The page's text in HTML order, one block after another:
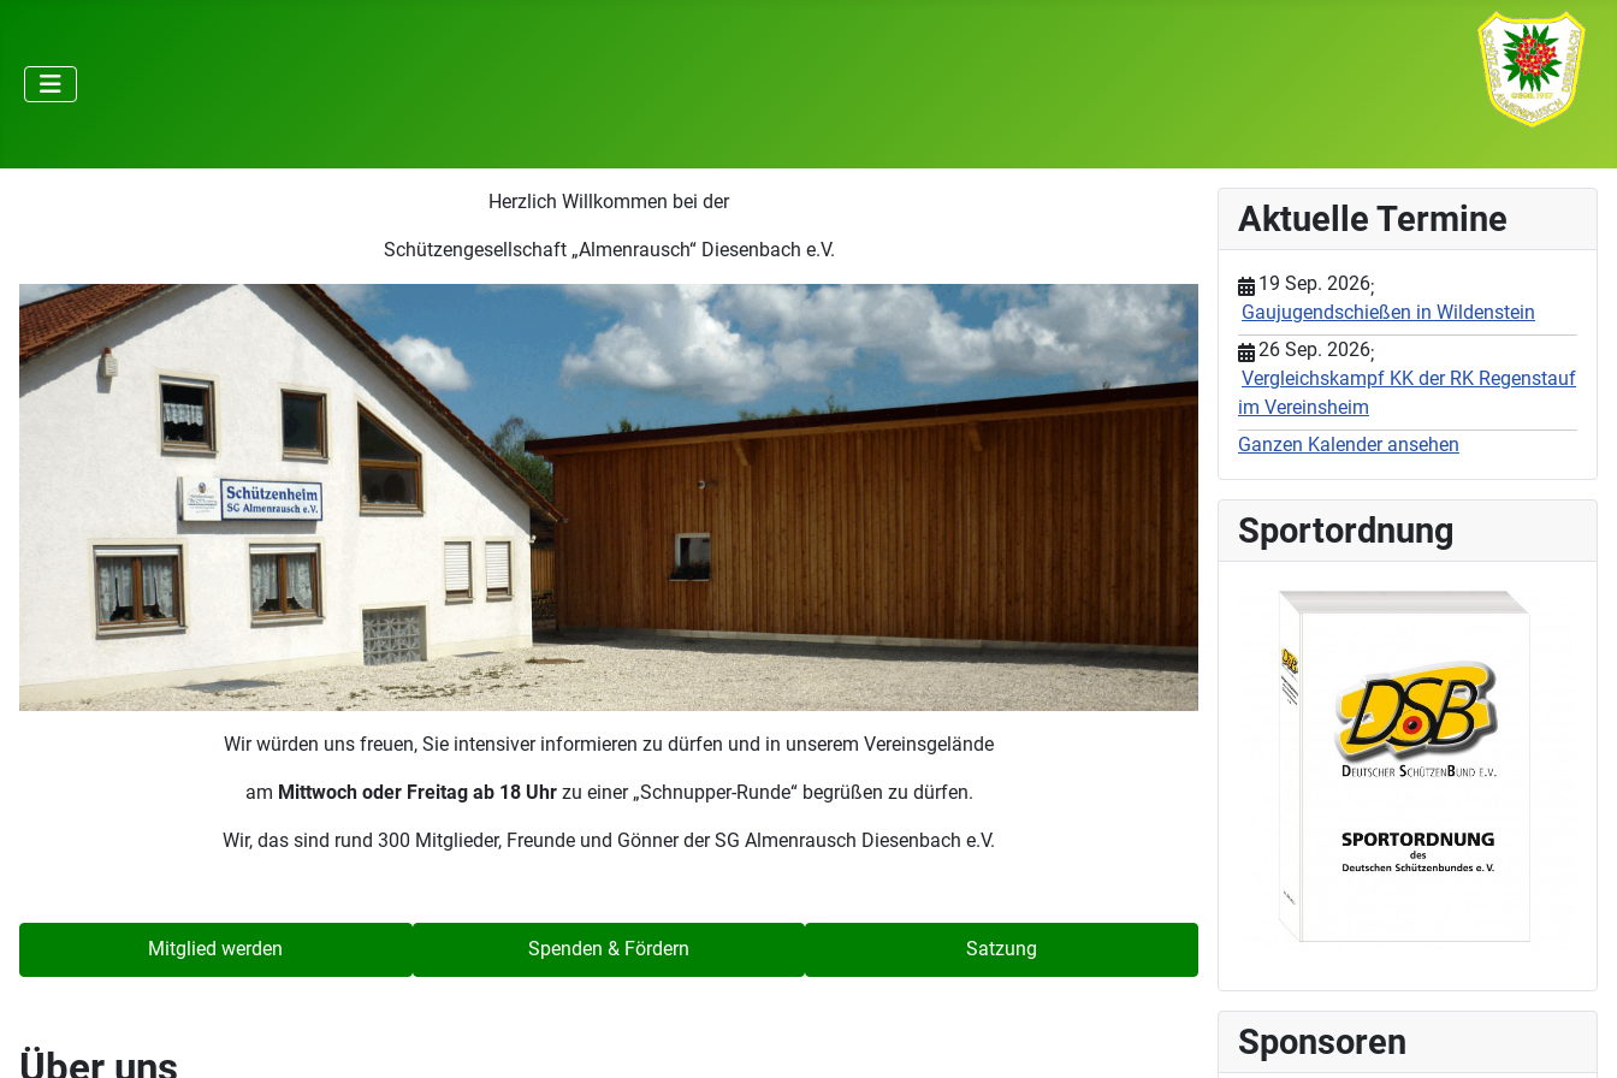
Herzlich Willkommen bei der
Schützengesellschaft „Almenrausch“ Diesenbach e.V.
Wir würden uns freuen, Sie intensiver informieren zu dürfen und in unserem Vereinsgelände
am Mittwoch oder Freitag ab 18 Uhrzu einer „Schnupper-Runde“ begrüßen zu dürfen.
Wir, das sind rund 300 Mitglieder, Freunde und Gönner der SG Almenrausch Diesenbach e.V.
Mitglied werden Spenden & Fördern Satzung
Über uns
Aktuelle Termine
19 Sep. 2026;
Gaujugendschießen in Wildenstein
26 Sep. 2026;
Vergleichskampf KK der RK Regenstauf
im Vereinsheim
Ganzen Kalender ansehen
Sportordnung
Sponsoren